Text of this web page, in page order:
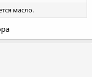
масло.